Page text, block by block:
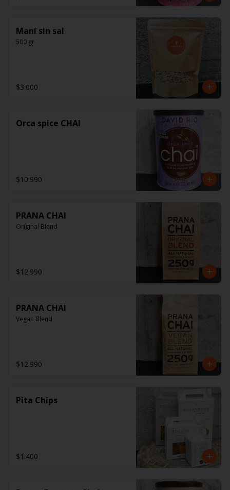
Maní sin sal
500 gr
$3.000
Orca spice CHAI
$10.990
PRANA CHAI
Original Blend
$12.990
PRANA CHAI
Vegan Blend
$12.990
Pita Chips
$1.400